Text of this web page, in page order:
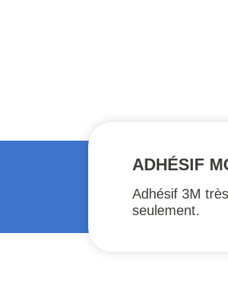
ADHÉSIF
Adhésif 3M
seulement.